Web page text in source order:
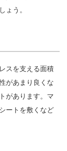
ょう。
スを支える面積
があまり良くな
があります。マ
ートを敷くなど